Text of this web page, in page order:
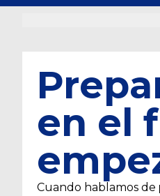
en el
Cuando hablamos de